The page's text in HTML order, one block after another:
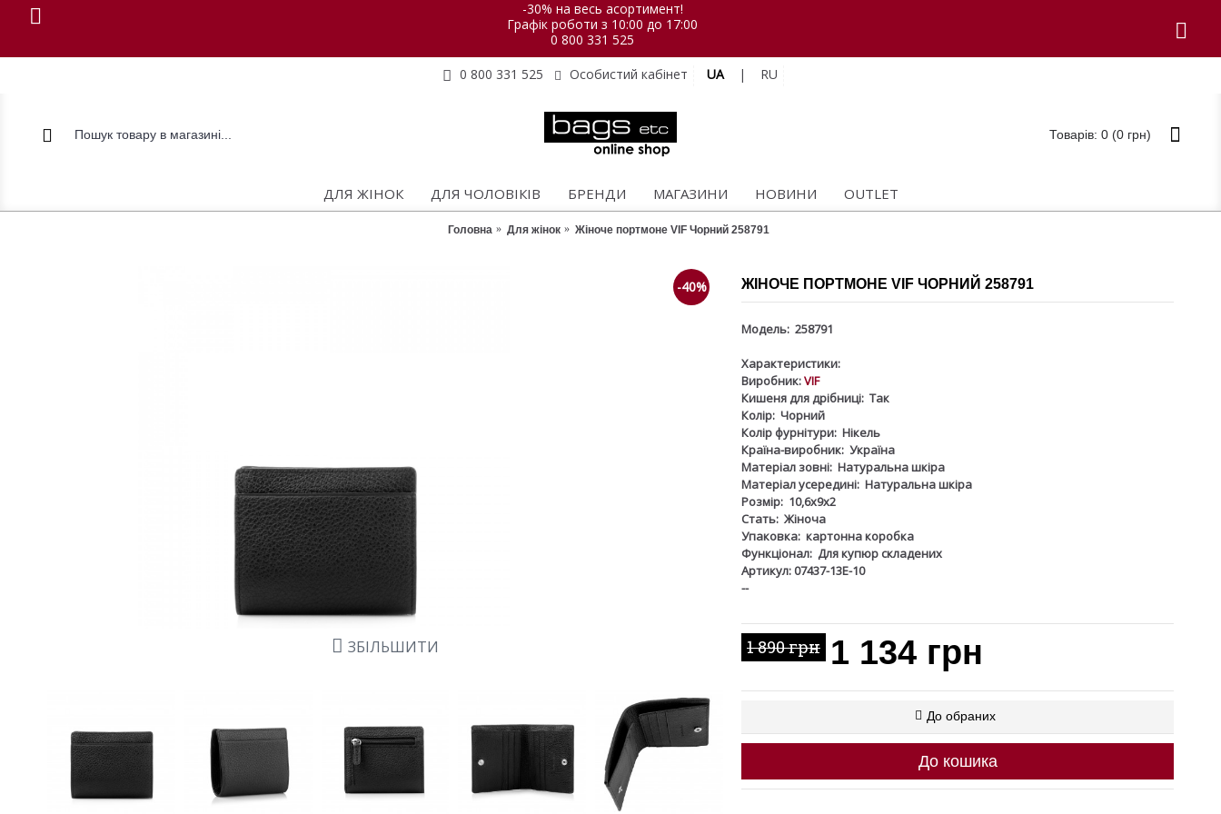
-30% на весь асортимент!
Графік роботи з 10:00 до 17:00
0 800 331 525
0 800 331 525
Особистий кабінет UA | RU
Товарів: 0 (0 грн)
ДЛЯ ЖІНОК ДЛЯ ЧОЛОВІКІВ БРЕНДИ МАГАЗИНИ НОВИНИ OUTLET
Головна Для жінок Жіноче портмоне VIF Чорний 258791
-40%
ЗБІЛЬШИТИ
ЖІНОЧЕ ПОРТМОНЕ VIF ЧОРНИЙ 258791
Модель: 258791
Характеристики:
Виробник:VIF
Кишеня для дрібниці: Так
Колір: Чорний
Колір фурнітури: Нікель
Країна-виробник: Україна
Матеріал зовні: Натуральна шкіра
Матеріал усередині: Натуральна шкіра
Розмір: 10,6х9х2
Стать: Жіноча
Упаковка: картонна коробка
Функціонал: Для купюр складених
Артикул: 07437-13Е-10
--
1 890 грн 1 134 грн
До обраних
До кошика